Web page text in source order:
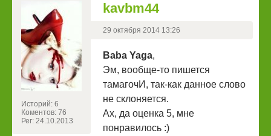
Историй: 6
Коментов: 76
Рег: 24.10.2013
kavbm44
29 октября 2014 13:26
Baba Yaga,
Эм, вообще-то пишется
тамагочИ, так-как данное слово
не склоняется.
Ах, да оценка 5, мне
понравилось :)